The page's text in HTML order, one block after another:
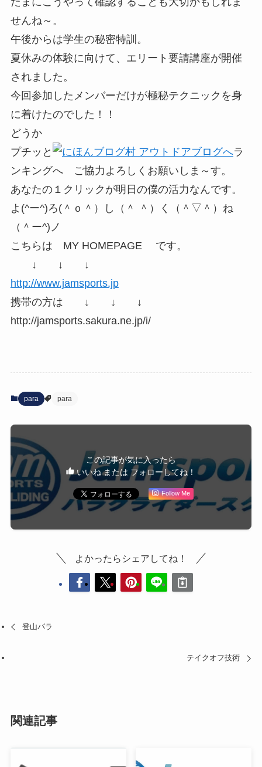
せんね～。
午後からは学生の秘密特訓。
夏休みの体験に向けて、エリート要請講座が開催
されました。
今回参加したメンバーだけが極秘テクニックを身
に着けたのでした！！
どうか
プチッと
ラ
ンキングへ ご協力よろしくお願いしま～す。
あなたの１クリックが明日の僕の活力なんです。
よ(^ー^)ろ(＾ｏ＾）し（＾ ＾）く（＾▽＾）ね
（＾ー^)ノ
こちらは MY HOMEPAGE です。
↓ ↓ ↓
http://www.jamsports.jp
携帯の方は ↓ ↓ ↓
http://jamsports.sakura.ne.jp/i/
para para
この記事が気に入ったら
いいね または フォローしてね！
Follow Me
よかったらシェアしてね！
登山パラ
テイクオフ技術
関連記事